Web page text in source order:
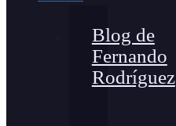
Blog de
Fernando
Rodríguez